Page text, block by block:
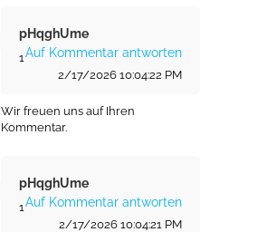
pHqghUme
Auf Kommentar antworten
1
2/17/2026 10:04:22 PM
Wir freuen uns auf Ihren
Kommentar.
pHqghUme
Auf Kommentar antworten
1
2/17/2026 10:04:21 PM